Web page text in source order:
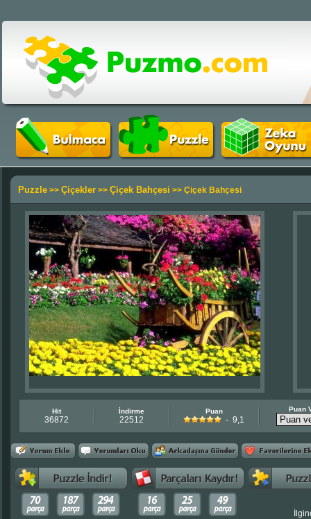
Puzzle >> Çiçekler >> Çiçek Bahçesi >> Çiçek Bahçesi
Hit
36872
İndirme
22512
Puan
- 9,1
Puan